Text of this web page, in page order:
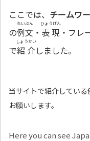
ここでは、 チームワ
の例文
れいぶん
・ 表現
ひょうげん
・フレ
で紹介
しょうかい
しました。
当サイトで紹介してい
お願いします。
Here you can see